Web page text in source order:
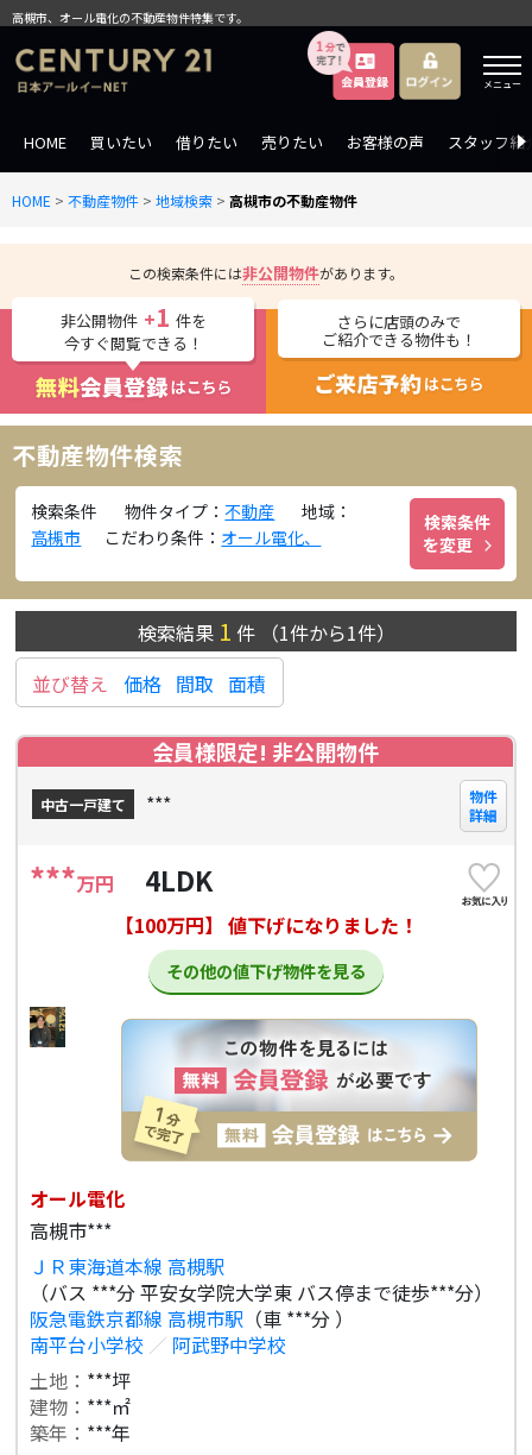
高槻市、オール電化の不動産物件特集です。
メニュー
HOME 買いたい 借りたい 売りたい お客様の声 スタッフ紹
HOME > 不動産物件 > 地域検索 > 高槻市の不動産物件
この検索条件には非公開物件があります。
非公開物件 +1 件を
今すぐ閲覧できる！
さらに店頭のみで
ご紹介できる物件も！
不動産物件検索
検索条件 物件タイプ：不動産
地域：
高槻市
こだわり条件： オール電化、
検索条件
を変更
検索結果 1 件 （1件から1件）
並び替え
価格 間取 面積
会員様限定! 非公開物件
中古一戸建て ***
物件
詳細
***万円 4LDK
【100万円】 値下げになりました！
その他の値下げ物件を見る
オール電化
高槻市***
ＪＲ東海道本線 高槻駅
（バス ***分 平安女学院大学東 バス停まで徒歩***分）
阪急電鉄京都線 高槻市駅 （車 ***分 ）
南平台小学校 ／ 阿武野中学校
土地： ***坪
建物： ***㎡
築年： ***年